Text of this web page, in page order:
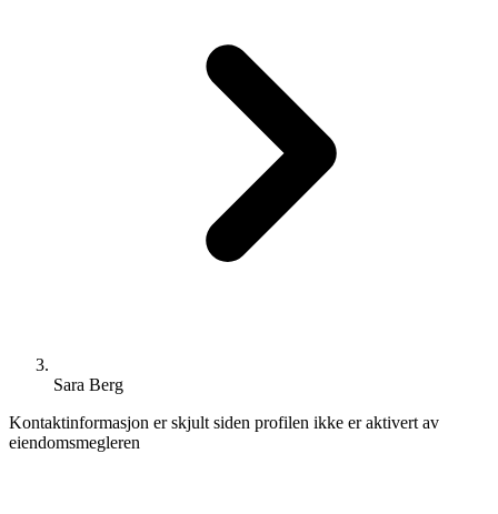
Sara Berg
Kontaktinformasjon er skjult siden profilen ikke er aktivert av
eiendomsmegleren